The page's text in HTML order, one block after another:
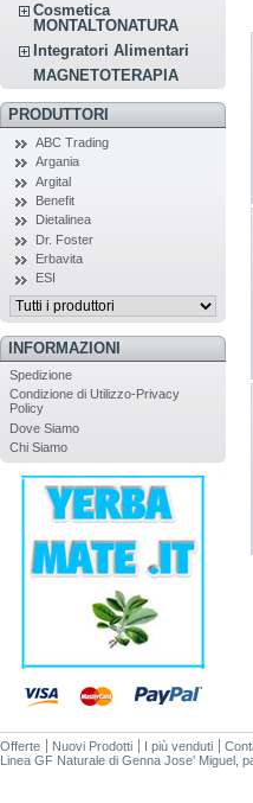
Cosmetica
MONTALTONATURA
Integratori Alimentari
MAGNETOTERAPIA
PRODUTTORI
ABC Trading
Argania
Argital
Benefit
Dietalinea
Dr. Foster
Erbavita
ESI
INFORMAZIONI
Spedizione
Condizione di Utilizzo-Privacy
Policy
Dove Siamo
Chi Siamo
Offerte Nuovi Prodotti I più venduti
Linea GF Naturale di Genna Jose' Miguel,